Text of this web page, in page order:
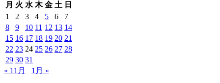
月 火 水 木 金 土 日
1
2 3 4 5 6
7
8
9 10 11 12 13 14
15 16 17 18 19 20 21
22 23 24 25 26 27 28
29 30 31
« 11月
1月 »